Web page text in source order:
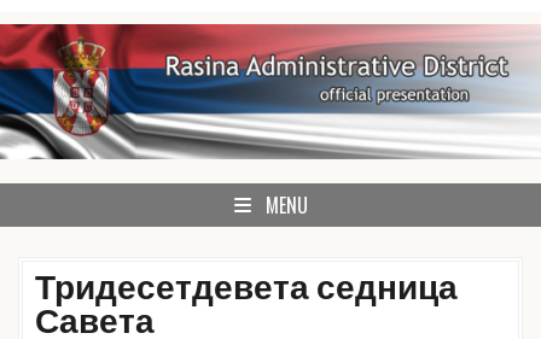
Skip
to
content
Rasina Administrative
Rasina Administrative District official website
MENU
Тридесетдевета седница
Савета